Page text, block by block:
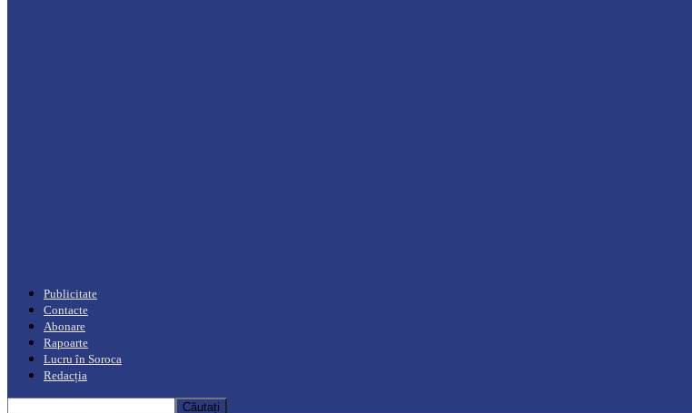
Publicitate
Contacte
Abonare
Rapoarte
Lucru în Soroca
Redacția